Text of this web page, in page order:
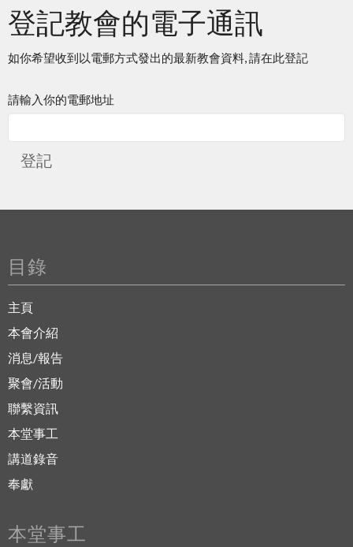
登記教會的電子通訊
如你希望收到以電郵方式發出的最新教會資料, 請在此登記
請輸入你的電郵地址
登記
目錄
主頁
本會介紹
消息/報告
聚會/活動
聯繫資訊
本堂事工
講道錄音
奉獻
本堂事工